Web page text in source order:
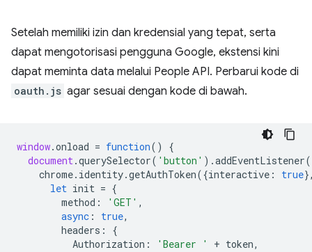
Setelah memiliki izin dan kredensial yang tepat, serta
dapat mengotorisasi pengguna Google, ekstensi kini
dapat meminta data melalui People API. Perbarui kode di
oauth.js agar sesuai dengan kode di bawah.
window.onload = function()
{
document.querySelector( 'button' ).addEventListener(
chrome. identity.getAuthToken({interactive : true
let init = {
method : 'GET' ,
async : true,
headers :
{
Authorization : 'Bearer ' + token,